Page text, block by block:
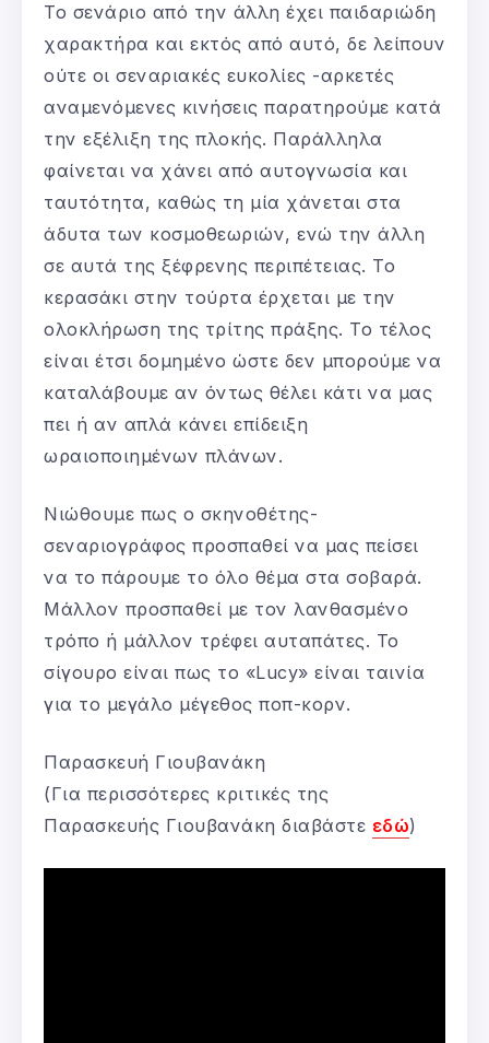
Το σενάριο από την άλλη έχει παιδαριώδη
χαρακτήρα και εκτός από αυτό, δε λείπουν
ούτε οι σεναριακές ευκολίες -αρκετές
αναμενόμενες κινήσεις παρατηρούμε κατά
την εξέλιξη της πλοκής. Παράλληλα
φαίνεται να χάνει από αυτογνωσία και
ταυτότητα, καθώς τη μία χάνεται στα
άδυτα των κοσμοθεωριών, ενώ την άλλη
σε αυτά της ξέφρενης περιπέτειας. Το
κερασάκι στην τούρτα έρχεται με την
ολοκλήρωση της τρίτης πράξης. Το τέλος
είναι έτσι δομημένο ώστε δεν μπορούμε να
καταλάβουμε αν όντως θέλει κάτι να μας
πει ή αν απλά κάνει επίδειξη
ωραιοποιημένων πλάνων.
Νιώθουμε πως ο σκηνοθέτης-
σεναριογράφος προσπαθεί να μας πείσει
να το πάρουμε το όλο θέμα στα σοβαρά.
Mάλλον προσπαθεί με τον λανθασμένο
τρόπο ή μάλλον τρέφει αυταπάτες. Το
σίγουρο είναι πως το «Lucy» είναι ταινία
για το μεγάλο μέγεθος ποπ-κορν.
Παρασκευή Γιουβανάκη
(Για περισσότερες κριτικές της
Παρασκευής Γιουβανάκη διαβάστε εδώ)